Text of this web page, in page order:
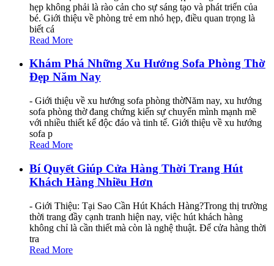
hẹp không phải là rào cản cho sự sáng tạo và phát triển của
bé. Giới thiệu về phòng trẻ em nhỏ hẹp, điều quan trọng là
biết cá
Read More
Khám Phá Những Xu Hướng Sofa Phòng Thờ
Đẹp Năm Nay
- Giới thiệu về xu hướng sofa phòng thờNăm nay, xu hướng
sofa phòng thờ đang chứng kiến sự chuyển mình mạnh mẽ
với nhiều thiết kế độc đáo và tinh tế. Giới thiệu về xu hướng
sofa p
Read More
Bí Quyết Giúp Cửa Hàng Thời Trang Hút
Khách Hàng Nhiều Hơn
- Giới Thiệu: Tại Sao Cần Hút Khách Hàng?Trong thị trường
thời trang đầy cạnh tranh hiện nay, việc hút khách hàng
không chỉ là cần thiết mà còn là nghệ thuật. Để cửa hàng thời
tra
Read More